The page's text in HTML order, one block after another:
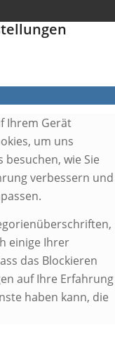
Ihrem Gerät
um uns
wie Sie
verbessern und
einige Ihrer
das Blockieren
auf Ihre Erfahrung
haben kann, die